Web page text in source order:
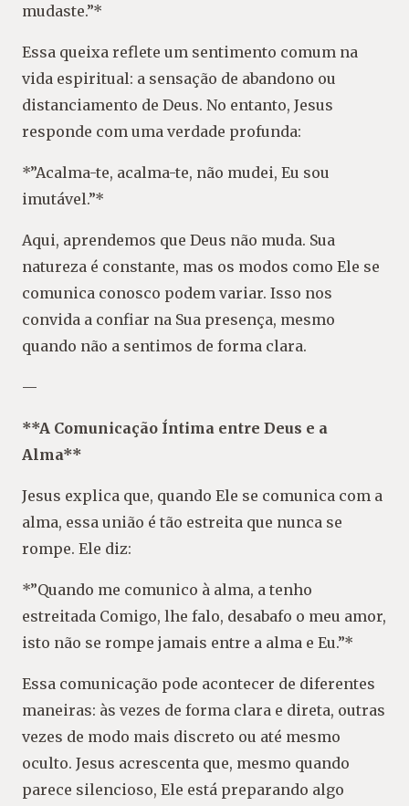
mudaste.”*
Essa queixa reflete um sentimento comum na
vida espiritual: a sensação de abandono ou
distanciamento de Deus. No entanto, Jesus
responde com uma verdade profunda:
*”Acalma-te, acalma-te, não mudei, Eu sou
imutável.”*
Aqui, aprendemos que Deus não muda. Sua
natureza é constante, mas os modos como Ele se
comunica conosco podem variar. Isso nos
convida a confiar na Sua presença, mesmo
quando não a sentimos de forma clara.
—
**A Comunicação Íntima entre Deus e a
Alma**
Jesus explica que, quando Ele se comunica com a
alma, essa união é tão estreita que nunca se
rompe. Ele diz:
*”Quando me comunico à alma, a tenho
estreitada Comigo, lhe falo, desabafo o meu amor,
isto não se rompe jamais entre a alma e Eu.”*
Essa comunicação pode acontecer de diferentes
maneiras: às vezes de forma clara e direta, outras
vezes de modo mais discreto ou até mesmo
oculto. Jesus acrescenta que, mesmo quando
parece silencioso, Ele está preparando algo